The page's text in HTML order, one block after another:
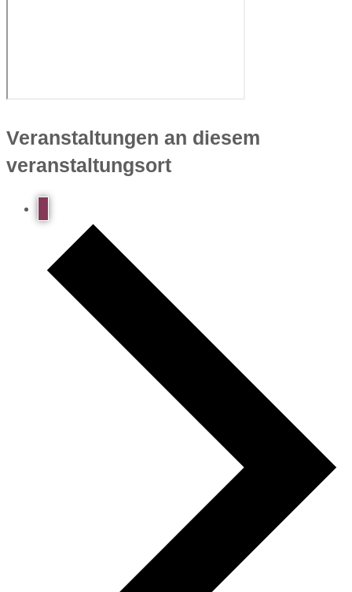
Veranstaltungen an diesem
veranstaltungsort